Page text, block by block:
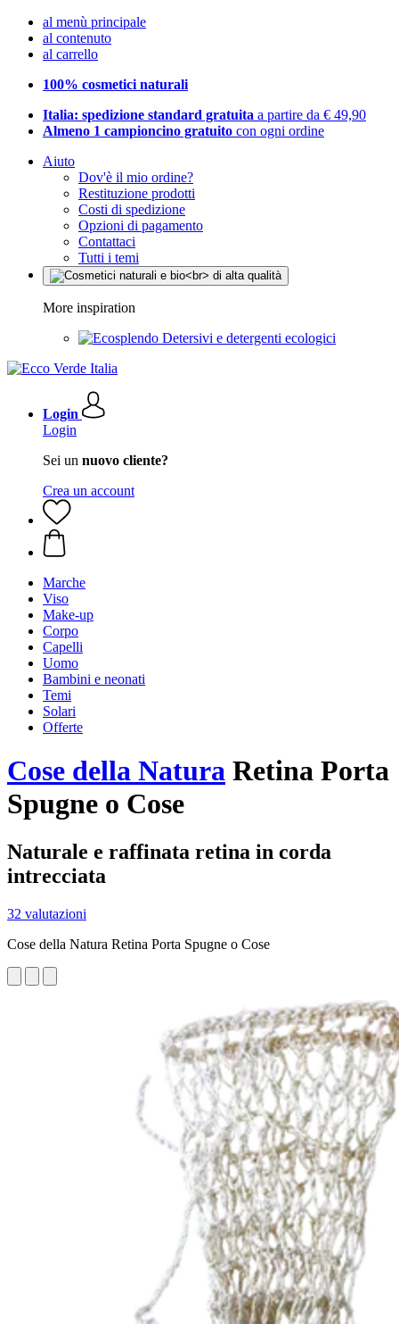
al menù principale
al contenuto
al carrello
100% cosmetici naturali
Italia: spedizione standard gratuita a partire da € 49,90
Almeno 1 campioncino gratuito con ogni ordine
Aiuto
Dov'è il mio ordine?
Restituzione prodotti
Costi di spedizione
Opzioni di pagamento
Contattaci
Tutti i temi
More inspiration
Detersivi e detergenti ecologici
Login
Login
Sei un nuovo cliente?
Crea un account
Marche
Viso
Make-up
Corpo
Capelli
Uomo
Bambini e neonati
Temi
Solari
Offerte
Cose della Natura Retina Porta
Spugne o Cose
Naturale e raffinata retina in corda
intrecciata
32 valutazioni
Cose della Natura Retina Porta Spugne o Cose